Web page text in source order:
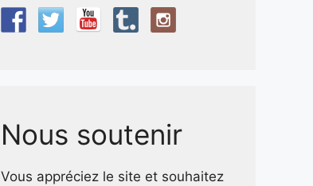
Nous soutenir
Vous appréciez le site et souhaitez